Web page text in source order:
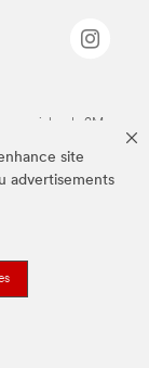
site
advertisements
de 3M.